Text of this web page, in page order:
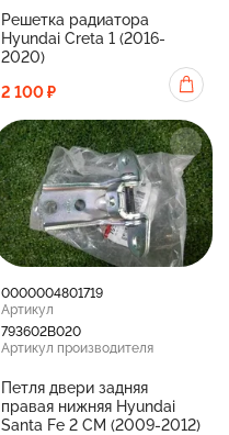
Решетка радиатора
Hyundai Creta 1 (2016-
2020)
2 100 ₽
0000004801719
Артикул
793602B020
Артикул производителя
Петля двери задняя
правая нижняя Hyundai
Santa Fe 2 CM (2009-2012)